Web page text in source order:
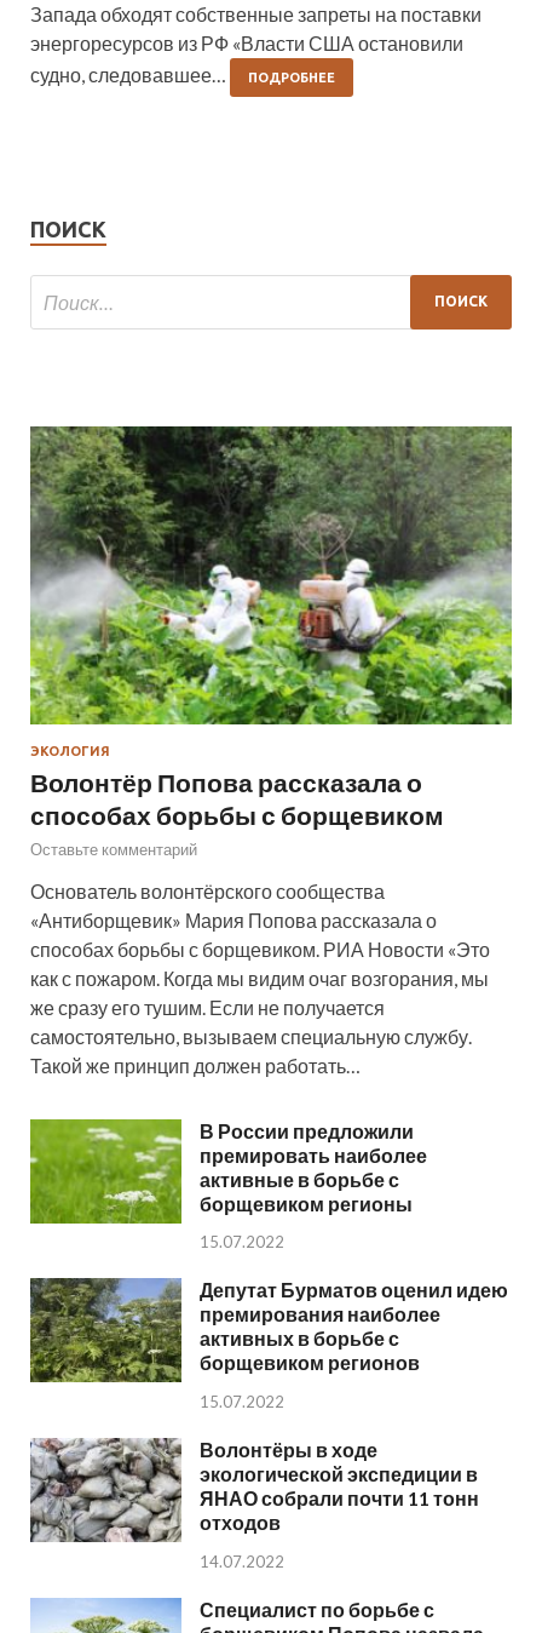
Запада обходят собственные запреты на поставки
энергоресурсов из РФ «Власти США остановили
судно, следовавшее…
ПОДРОБНЕЕ
ПОИСК
ЭКОЛОГИЯ
Волонтёр Попова рассказала о
способах борьбы с борщевиком
Оставьте комментарий
Основатель волонтёрского сообщества
«Антиборщевик» Мария Попова рассказала о
способах борьбы с борщевиком. РИА Новости «Это
как с пожаром. Когда мы видим очаг возгорания, мы
же сразу его тушим. Если не получается
самостоятельно, вызываем специальную службу.
Такой же принцип должен работать…
В России предложили
премировать наиболее
активные в борьбе с
борщевиком регионы
15.07.2022
Депутат Бурматов оценил идею
премирования наиболее
активных в борьбе с
борщевиком регионов
15.07.2022
Волонтёры в ходе
экологической экспедиции в
ЯНАО собрали почти 11 тонн
отходов
14.07.2022
Специалист по борьбе с